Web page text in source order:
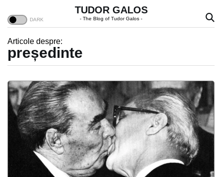
TUDOR GALOS
- The Blog of Tudor Galos -
Articole despre:
președinte